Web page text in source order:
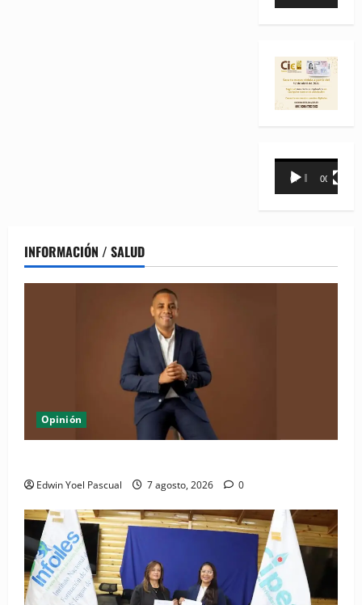
Reproductor
00:00 00:31
INFORMACIÓN / SALUD
Opinión
Edwin Yoel Pascual 7 agosto, 2026 0